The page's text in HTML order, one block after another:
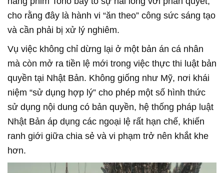
cho rằng đây là hành vi “ăn theo” công sức sáng tạo
và cần phải bị xử lý nghiêm.
Vụ việc không chỉ dừng lại ở một bản án cá nhân
mà còn mở ra tiền lệ mới trong việc thực thi luật bản
quyền tại Nhật Bản. Không giống như Mỹ, nơi khái
niệm “sử dụng hợp lý” cho phép một số hình thức
sử dụng nội dung có bản quyền, hệ thống pháp luật
Nhật Bản áp dụng các ngoại lệ rất hạn chế, khiến
ranh giới giữa chia sẻ và vi phạm trở nên khắt khe
hơn.